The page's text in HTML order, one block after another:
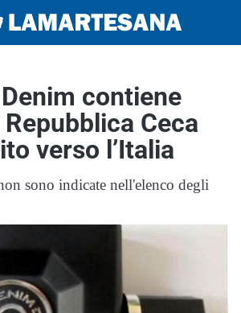
contiene
Ceca
verso l’Italia
sono indicate nell'elenco degli